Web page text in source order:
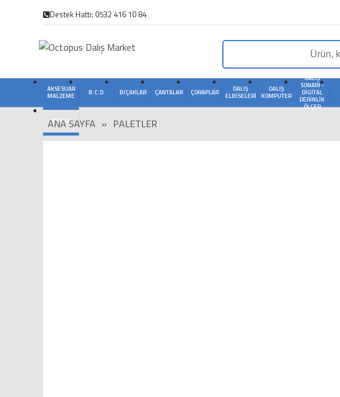
Destek Hattı: 0532 416 10 84
AKSESUAR
MALZEME
B.C.D. BIÇAKLAR ÇANTALAR ÇORAPLAR
DALIŞ
ELBISELERI
DALIŞ
KOMPUTER
DALIŞ
SONARI -
DIGITAL
DERINLIK
ÖLÇER
ZIPKIN
ANA SAYFA » PALETLER